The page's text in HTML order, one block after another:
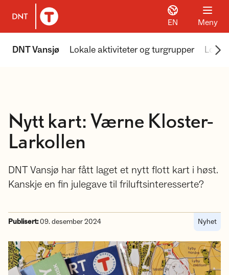
Til DNT.no forside
EN Meny
DNT Vansjø Lokale aktiviteter og turgrupper
Nytt kart: Værne Kloster-
Larkollen
DNT Vansjø har fått laget et nytt flott kart i høst.
Kanskje en fin julegave til friluftsinteresserte?
Publisert:09. desember 2024 Nyhet